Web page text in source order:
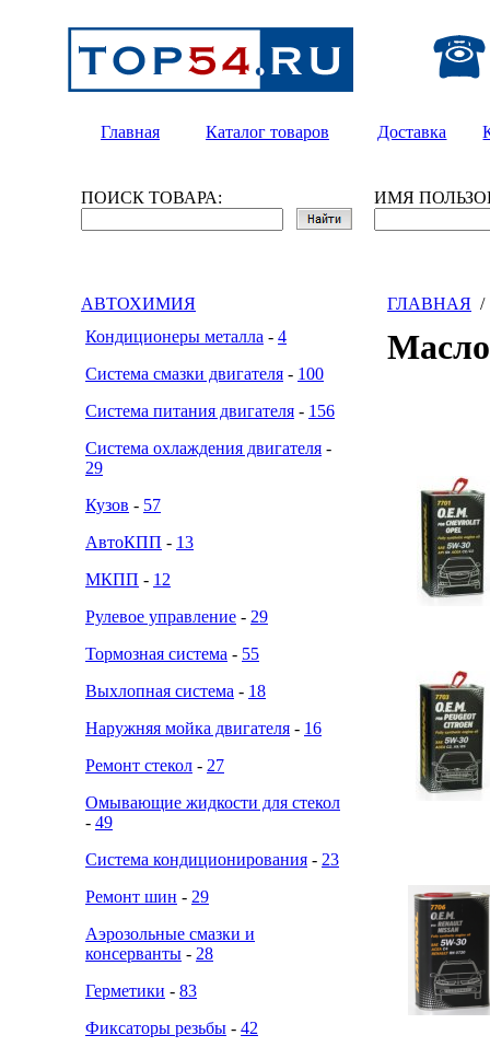
Главная Каталог товаров Доставка
ПОИСК ТОВАРА: ИМЯ
АВТОХИМИЯ
Кондиционеры металла - 4
Система смазки двигателя - 100
Система питания двигателя - 156
Система охлаждения двигателя -
29
Кузов - 57
АвтоКПП - 13
МКПП - 12
Рулевое управление - 29
Тормозная система - 55
Выхлопная система - 18
Наружняя мойка двигателя - 16
Ремонт стекол - 27
Омывающие жидкости для стекол
- 49
Система кондиционирования - 23
Ремонт шин - 29
Аэрозольные смазки и
консерванты - 28
Герметики - 83
Фиксаторы резьбы - 42
ГЛАВНАЯ